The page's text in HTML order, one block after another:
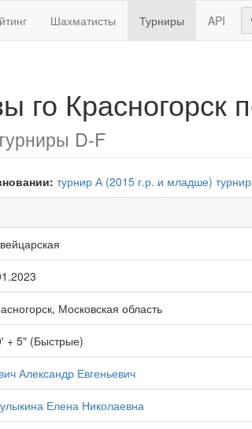
Шахматисты Турниры API
го
D-F
турнир А (2015 г.р. и младше)
Московская область
+ 5" (Быстрые)
Александр Евгеньевич
Елена Николаевна